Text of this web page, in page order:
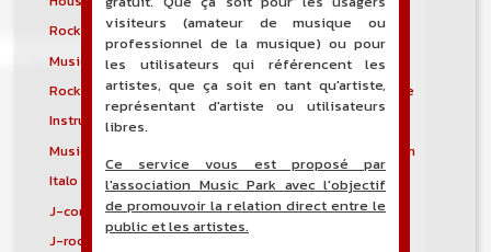
Rock indépendant
Indietronica
Musique industrielle
Metal industriel
Rock industriel
Musique instrumentale
Instrumental
Musique irlandaise
Rock progressif italien
Italo Disco
Italo house
J-core
J-pop
J-rock
visiteurs (amateur de musique ou
professionnel de la musique) ou pour
les utilisateurs qui référencent les
artistes, que ça soit en tant qu'artiste,
représentant d'artiste ou utilisateurs
libres.
Ce service vous est proposé par
l'association Music Park avec l'objectif
de promouvoir la relation direct entre le
public et les artistes.